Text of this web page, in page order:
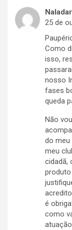
25 de
Como
isso,
nosso
fases
queda
Não
do meu
meu
cidadã,
é
como